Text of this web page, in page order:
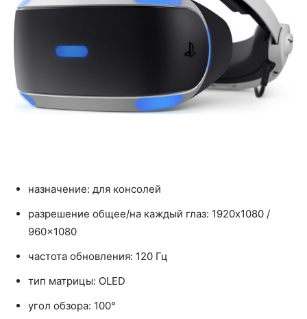
назначение: для консолей
разрешение общее/на каждый глаз: 1920x1080 /
960x1080
частота обновления: 120 Гц
тип матрицы: OLED
угол обзора: 100°